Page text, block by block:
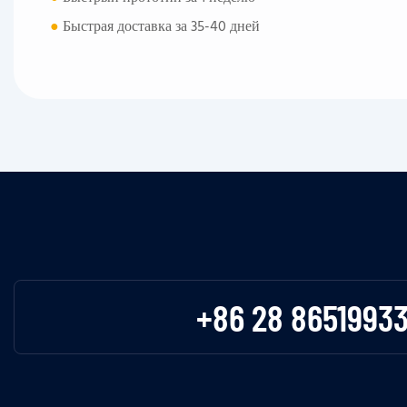
●Быстрая доставка за 35-40 дней
+86 28